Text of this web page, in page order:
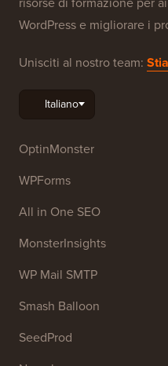
WordPress e migliorare i
Unisciti al nostro team:
OptinMonster
WPForms
All in One SEO
MonsterInsights
WP Mail SMTP
Smash Balloon
SeedProd